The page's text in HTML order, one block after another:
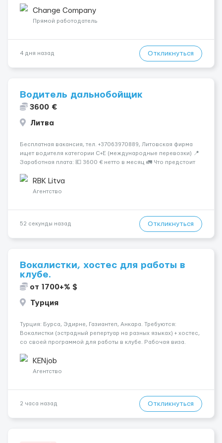
чи країні, ми оплачуємо вам переїзд, щоб ви працювали у ...
Change Company
Прямой работодатель
4 дня назад Откликнуться
Водитель дальнобойщик
3600 €
Литва
Бесплатная вакансия, тел. +37063970889, Литовская фирма
ищет водителя категории C+E (международные перевозки) 📍
Заработная плата: 💶 3600 € нетто в месяц 🚛 Что предстоит
рефрижераторах. В среднем 400–500 км в день. Погрузки и
разгрузки ...
RBK Litva
Агентство
52 секунды назад Откликнуться
Вокалистки, хостес для работы в
клубе.
от 1700+% $
Турция
Турция: Бурса, Эдирне, Газиантеп, Анкара. Требуются:
Вокалистки (эстрадный репертуар на разных языках) + хостеc,
со своей программой для работы в клубе. Рабочая виза.
одного до трех месяцев. Мед. страховка. Высокая зарплат...
KENjob
Агентство
2 часа назад Откликнуться